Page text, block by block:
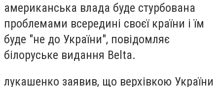
американська влада буде стурбована
проблемами всередині своєї країни і їм
буде "не до України", повідомляє
білоруське видання Belta.
лукашенко заявив, що верхівкою України